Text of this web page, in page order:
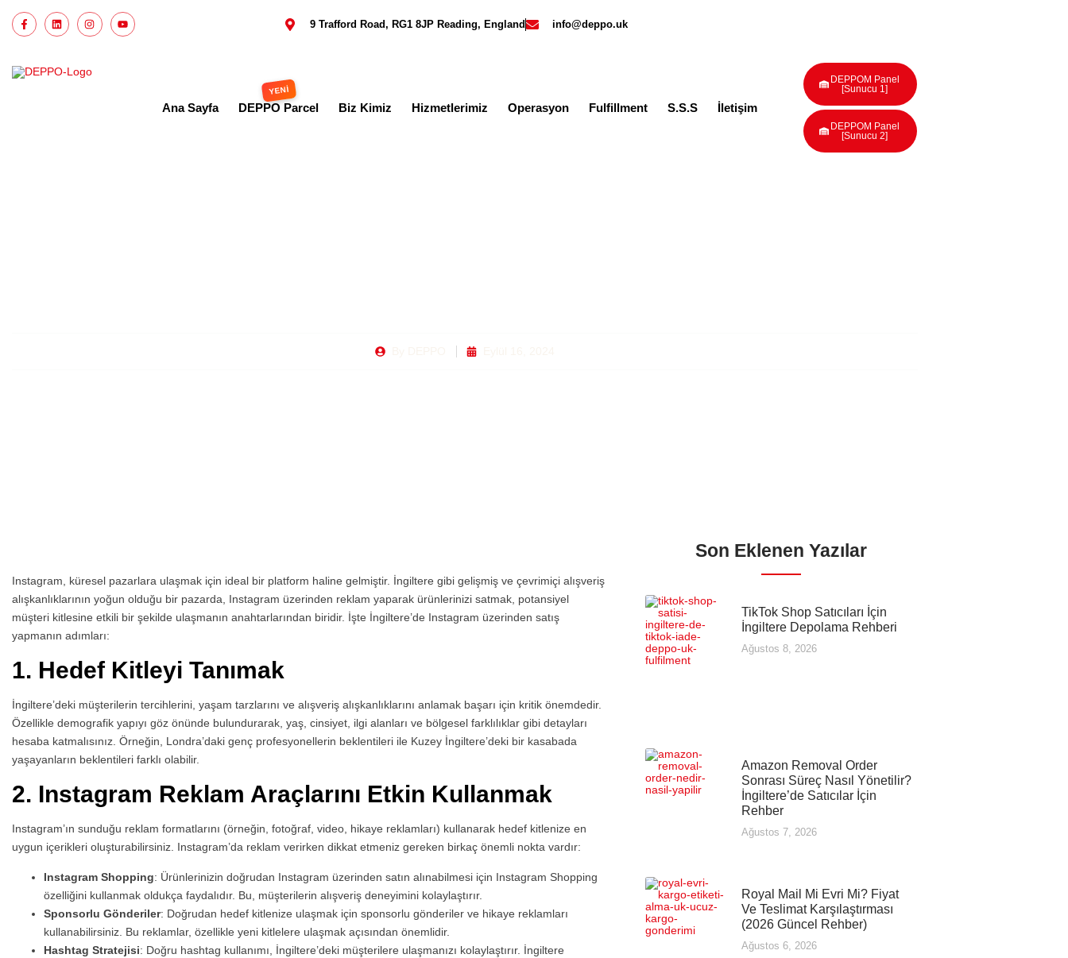
9 Trafford Road, RG1 8JP Reading, England info@deppo.uk
Ana Sayfa DEPPO Parcel Biz Kimiz Hizmetlerimiz Operasyon Fulfillment S.S.S İletişim
DEPPOM Panel
[Sunucu 1]
DEPPOM Panel
[Sunucu 2]
Instagram, küresel pazarlara ulaşmak için ideal bir platform haline gelmiştir. İngiltere gibi gelişmiş ve çevrimiçi alışveriş
alışkanlıklarının yoğun olduğu bir pazarda, Instagram üzerinden reklam yaparak ürünlerinizi satmak, potansiyel
müşteri kitlesine etkili bir şekilde ulaşmanın anahtarlarından biridir. İşte İngiltere’de Instagram üzerinden satış
yapmanın adımları:
1. Hedef Kitleyi Tanımak
İngiltere’deki müşterilerin tercihlerini, yaşam tarzlarını ve alışveriş alışkanlıklarını anlamak başarı için kritik önemdedir.
Özellikle demografik yapıyı göz önünde bulundurarak, yaş, cinsiyet, ilgi alanları ve bölgesel farklılıklar gibi detayları
hesaba katmalısınız. Örneğin, Londra’daki genç profesyonellerin beklentileri ile Kuzey İngiltere’deki bir kasabada
yaşayanların beklentileri farklı olabilir.
2. Instagram Reklam Araçlarını Etkin Kullanmak
Instagram’ın sunduğu reklam formatlarını (örneğin, fotoğraf, video, hikaye reklamları) kullanarak hedef kitlenize en
uygun içerikleri oluşturabilirsiniz. Instagram’da reklam verirken dikkat etmeniz gereken birkaç önemli nokta vardır:
Instagram Shopping: Ürünlerinizin doğrudan Instagram üzerinden satın alınabilmesi için Instagram Shopping
özelliğini kullanmak oldukça faydalıdır. Bu, müşterilerin alışveriş deneyimini kolaylaştırır.
Sponsorlu Gönderiler: Doğrudan hedef kitlenize ulaşmak için sponsorlu gönderiler ve hikaye reklamları
kullanabilirsiniz. Bu reklamlar, özellikle yeni kitlelere ulaşmak açısından önemlidir.
Hashtag Stratejisi: Doğru hashtag kullanımı, İngiltere’deki müşterilere ulaşmanızı kolaylaştırır. İngiltere
Son Eklenen Yazılar
TikTok Shop Satıcıları İçin
İngiltere Depolama Rehberi
Ağustos 8, 2026
Amazon Removal Order
Sonrası Süreç Nasıl Yönetilir?
İngiltere’de Satıcılar İçin
Rehber
Ağustos 7, 2026
Royal Mail Mi Evri Mi? Fiyat
Ve Teslimat Karşılaştırması
(2026 Güncel Rehber)
Ağustos 6, 2026